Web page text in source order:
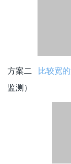
方案一